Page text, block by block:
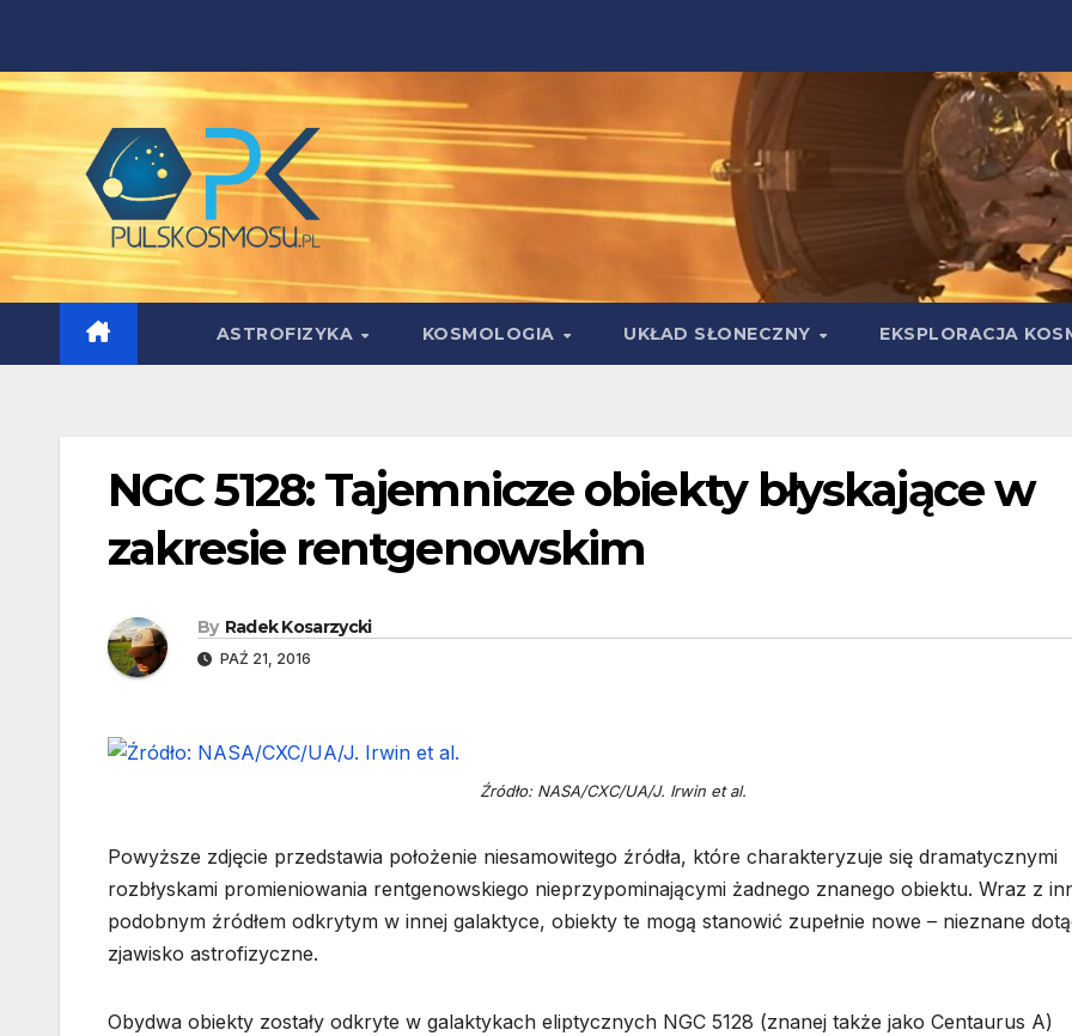
content
ASTROFIZYKA KOSMOLOGIA UKŁAD SŁONECZNY EKSPLORACJA
NGC 5128: Tajemnicze obiekty błyskające w
zakresie rentgenowskim
By Radek Kosarzycki
PAŹ 21, 2016
Źródło: NASA/CXC/UA/J. Irwin et al.
Powyższe zdjęcie przedstawia położenie niesamowitego źródła, które charakteryzuje się dramatycznymi
rozbłyskami promieniowania rentgenowskiego nieprzypominającymi żadnego znanego obiektu. Wraz z
podobnym źródłem odkrytym w innej galaktyce, obiekty te mogą stanowić zupełnie nowe – nieznane
zjawisko astrofizyczne.
Obydwa obiekty zostały odkryte w galaktykach eliptycznych NGC 5128 (znanej także jako Centaurus A)